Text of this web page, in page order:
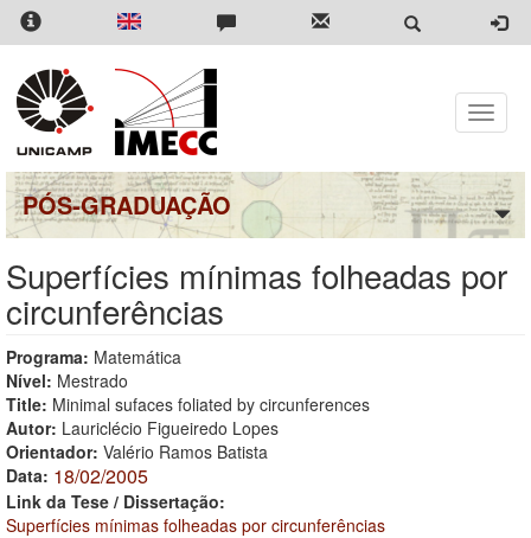
Pular
para
conteúdo
principal
Toggle
PÓS-GRADUAÇÃO
Superfícies mínimas folheadas por
circunferências
Programa: Matemática
Nível: Mestrado
Title: Minimal sufaces foliated by circunferences
Autor: Lauriclécio Figueiredo Lopes
Orientador: Valério Ramos Batista
Data: 18/02/2005
Link da Tese / Dissertação:
Superfícies mínimas folheadas por circunferências